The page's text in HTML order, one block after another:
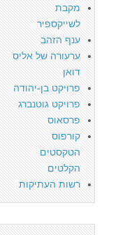
מקבת
לשייקספיר
ענף הזהב
ערעורה של אליס
דואן
פרויקט בן-יהודה
פרויקט גוטנברג
פרסאוס
קורפוס
הטקסטים
הקלטים
רשות העתיקות